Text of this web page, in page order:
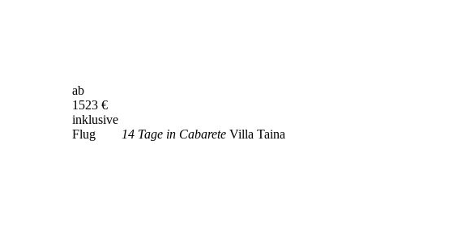
ab
1523 €
inklusive
Flug
14 Tage in Cabarete Villa Taina